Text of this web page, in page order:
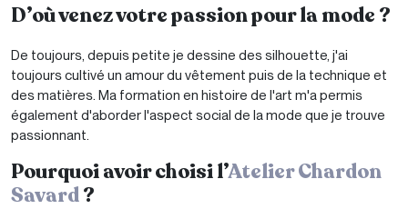
D’où venez votre passion pour la mode ?
De toujours, depuis petite je dessine des silhouette, j'ai
toujours cultivé un amour du vêtement puis de la technique et
des matières. Ma formation en histoire de l'art m'a permis
également d'aborder l'aspect social de la mode que je trouve
passionnant.
Pourquoi avoir choisi l’Atelier Chardon
Savard?